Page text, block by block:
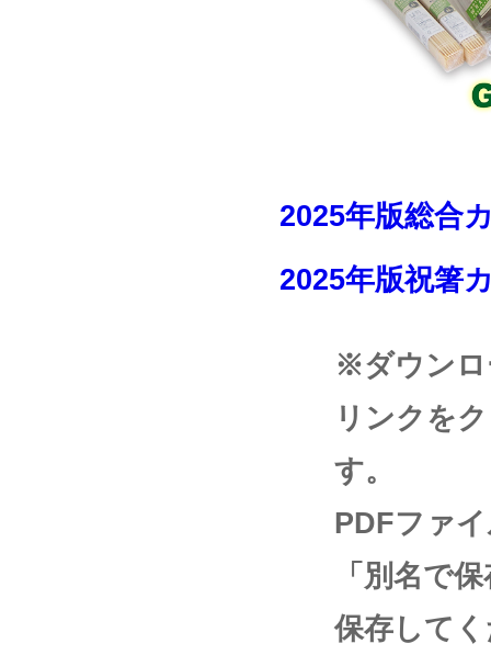
2025年版総合
2025年版祝箸
※ダウン
リンクを
す。
PDFファ
「別名で
保存して